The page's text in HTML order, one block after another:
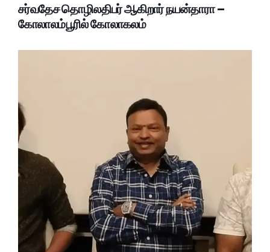
சர்வதேச தொழிலதிபர் ஆகிறார் நயன்தாரா –
கோலாலம்பூரில் கோலாகலம்